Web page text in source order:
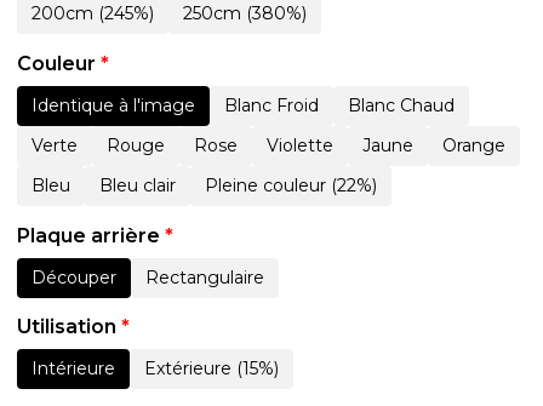
200cm (245%)
250cm (380%)
Couleur *
Identique à l'image Blanc Froid
Blanc Chaud
Verte
Rouge Rose Violette Jaune
Orange
Bleu
Bleu clair Pleine couleur (22%)
Plaque arrière *
Découper Rectangulaire
Utilisation *
Intérieure Extérieure (15%)